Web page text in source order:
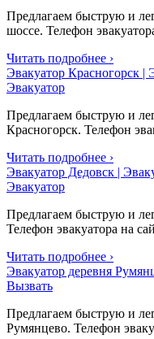
Предлагаем быструю и
шоссе. Телефон
Читать подробнее ›
Эвакуатор Красногорск |
Эвакуатор
Предлагаем быструю и
Красногорск. Телефон
Читать подробнее ›
Эвакуатор Дедовск |
Эвакуатор
Предлагаем быструю и
Телефон эвакуатора на
Читать подробнее ›
Эвакуатор деревня
Вызвать
Предлагаем быструю и
Румянцево. Телефон